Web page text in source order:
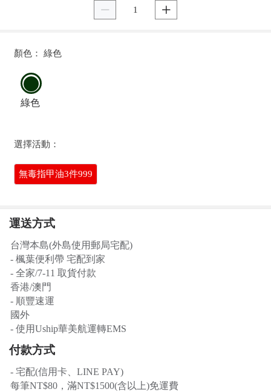
 
顏色： 綠色
綠色
選擇活動：
無毒指甲油3件999
運送方式
台灣本島(外島使用郵局宅配)
- 楓葉便利帶 宅配到家
- 全家/7-11 取貨付款
香港/澳門
- 順豐速運
國外
- 使用Uship華美航運轉EMS
付款方式
- 宅配(信用卡、LINE PAY)
每筆NT$80，滿NT$1500(含以上)免運費